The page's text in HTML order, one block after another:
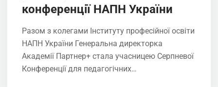
конференції НАПН України
Разом з колегами Інституту професійної освіти
НАПН України Генеральна директорка
Академії Партнер+ стала учасницею Серпневої
Конференції для педагогічних…